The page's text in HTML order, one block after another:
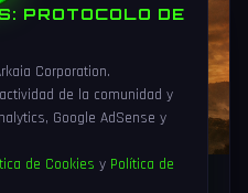
PROTOCOLO DE
Corporation.
de la comunidad y
Google AdSense y
de Cookies y Política de